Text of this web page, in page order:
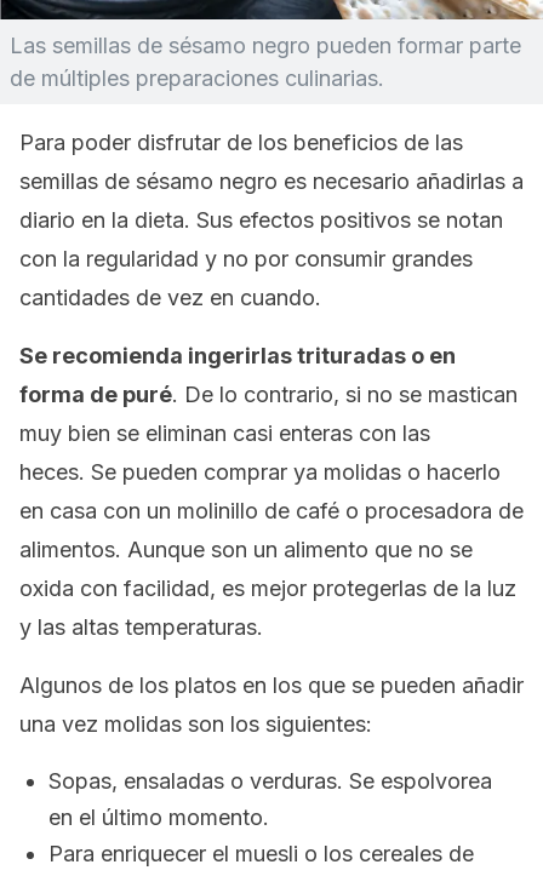
Las semillas de sésamo negro pueden formar parte
de múltiples preparaciones culinarias.
Para poder disfrutar de los beneficios de las
semillas de sésamo negro es necesario añadirlas a
diario en la dieta. Sus efectos positivos se notan
con la regularidad y no por consumir grandes
cantidades de vez en cuando.
Se recomienda ingerirlas trituradas o en
forma de puré. De lo contrario, si no se mastican
muy bien se eliminan casi enteras con las
heces. Se pueden comprar ya molidas o hacerlo
en casa con un molinillo de café o procesadora de
alimentos. Aunque son un alimento que no se
oxida con facilidad, es mejor protegerlas de la luz
y las altas temperaturas.
Algunos de los platos en los que se pueden añadir
una vez molidas son los siguientes:
Sopas, ensaladas o verduras. Se espolvorea
en el último momento.
Para enriquecer el muesli o los cereales de